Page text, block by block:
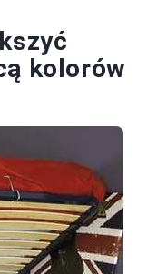
kolorów